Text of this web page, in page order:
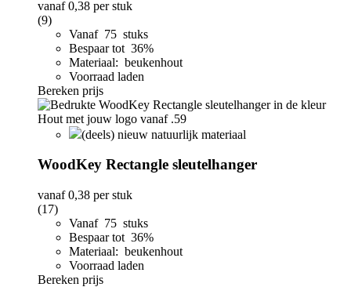
vanaf0,38 per stuk
(9)
Vanaf 75 stuks
Bespaar tot 36%
Materiaal: beukenhout
Voorraad laden
Bereken prijs
(deels) nieuw natuurlijk materiaal
WoodKey Rectangle sleutelhanger
vanaf0,38 per stuk
(17)
Vanaf 75 stuks
Bespaar tot 36%
Materiaal: beukenhout
Voorraad laden
Bereken prijs